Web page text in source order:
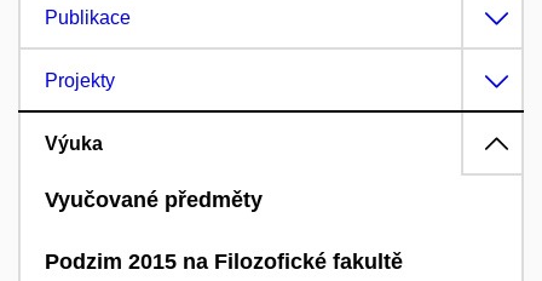
Publikace
Projekty
Výuka
Vyučované předměty
Podzim 2015 na Filozofické fakultě